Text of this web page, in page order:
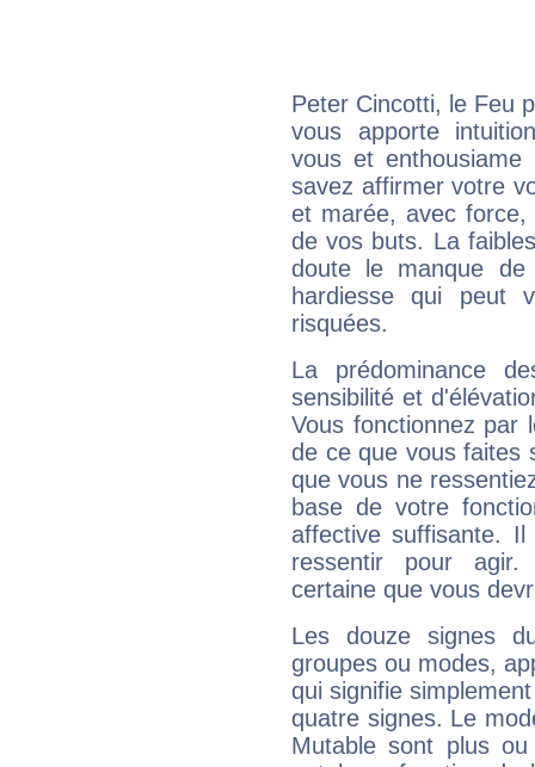
Peter Cincotti, le Feu
vous apporte
vous et
savez affirmer votre
et marée, avec
de vos buts. La
doute le manque
hardiesse qui peut
risquées.
La prédominance
sensibilité et
Vous fonctionnez
de ce que vous faites
que vous ne
base de votre
affective suffisante.
ressentir pour agir.
certaine que vous
Les douze signes
groupes ou modes,
qui signifie
quatre signes. Le
Mutable sont plus